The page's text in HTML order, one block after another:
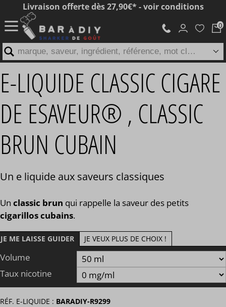
E-LIQUIDE CLASSIC CIGARE
DE ESAVEUR® , CLASSIC
BRUN CUBAIN
Un e liquide aux saveurs classiques
Un classic brun qui rappelle la saveur des petits
cigarillos cubains.
JE ME LAISSE GUIDER JE VEUX PLUS DE CHOIX !
Volume
Taux nicotine
RÉF. E-LIQUIDE : BARADIY-R9299
Livraison offerte dès 27,90€* - voir conditions
marque, saveur, ingrédient, référence, mot clé...